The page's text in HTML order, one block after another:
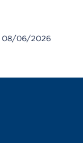
08/06/2026